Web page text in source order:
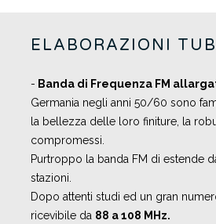
ELABORAZIONI
- Banda di Frequenza FM
Germania negli anni 50/60 sono
la bellezza delle loro finiture, la
compromessi.
Purtroppo la banda FM di estende
stazioni.
Dopo attenti studi ed un gran
ricevibile da 88 a 108 MHz.